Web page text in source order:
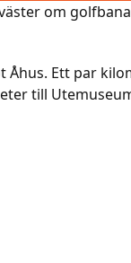
om
Åhus. Ett par
till